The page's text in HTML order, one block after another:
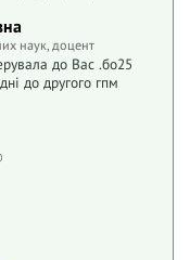
наук, доцент
до Вас .бо25
до другого гпм